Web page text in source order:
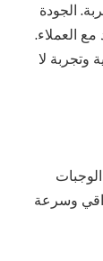
الجودة
العملاء.
وتجربة لا
وسرعة